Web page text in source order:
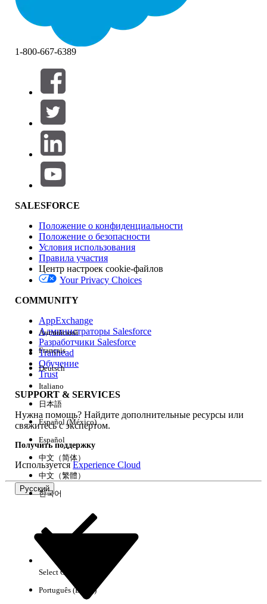
Закрыть
Фильтры (0)
ВЫБРАТЬ ФИЛЬТРЫ
Область продуктов
Влияние на функции
Версия
Возможности
Очистить все Готово
Результаты отсутствуют
1-800-667-6389
SALESFORCE
Положение о конфиденциальности
Положение о безопасности
Условия использования
Правила участия
Центр настроек cookie-файлов
Your Privacy Choices
COMMUNITY
AppExchange
Администраторы Salesforce
Разработчики Salesforce
Trailhead
Обучение
Trust
SUPPORT & SERVICES
Нужна помощь? Найдите дополнительные ресурсы или
свяжитесь с экспертом.
Получить поддержку
ИспользуетсяExperience Cloud
Русский
Английский
Français
Deutsch
Italiano
日本語
Español (México)
Español
中文（简体）
中文（繁體）
한국어
Select Org
Português (Brasil)